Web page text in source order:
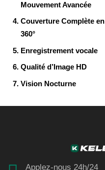
Mouvement Avancée
Couverture Complète en
360°
Enregistrement vocale
Qualité d’Image HD
Vision Nocturne
Applez-nous 24h/24